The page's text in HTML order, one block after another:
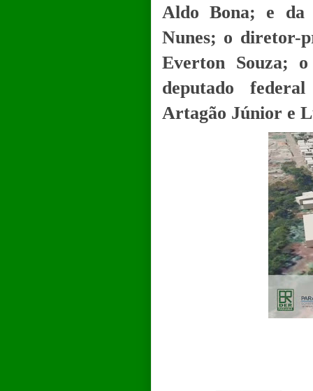
Aldo Bona; e da
Nunes; o diretor-
Everton Souza;
deputado
Artagão Júnior e